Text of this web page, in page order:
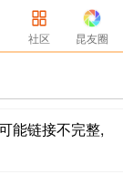
社区 昆友圈
能链接不完整,